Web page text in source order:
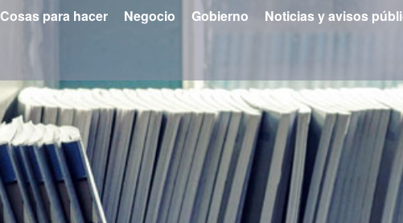
Cosas para hacer Negocio Gobierno Noticias y avisos